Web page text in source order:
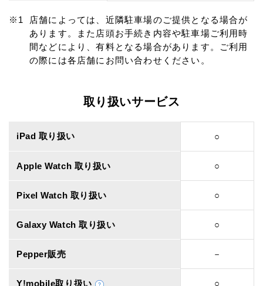
店舗によっては、近隣駐車場のご提供となる場合が
あります。また店頭お手続き内容や駐車場ご利用時
間などにより、有料となる場合があります。ご利用
の際には各店舗にお問い合わせください。
取り扱いサービス
iPad 取り扱い ○
Apple Watch 取り扱い ○
Pixel Watch 取り扱い ○
Galaxy Watch 取り扱い ○
Pepper販売 －
Y!mobile取り扱い ○